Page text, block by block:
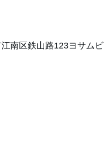
南区鉄山路123ヨサムビ